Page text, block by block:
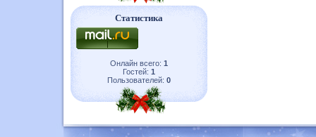
Статистика
Онлайн всего: 1
Гостей: 1
Пользователей: 0